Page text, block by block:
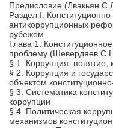
Предисловие (Лвакьян
Раздел I.
антикоррупционных
рубежом
Глава 1.
проблему (Шевердяев
§ 1. Коррупция: понятие,
§ 2. Коррупция и
объектом
§ 3. Систематика
коррупции
§ 4. Политическая
механизмов